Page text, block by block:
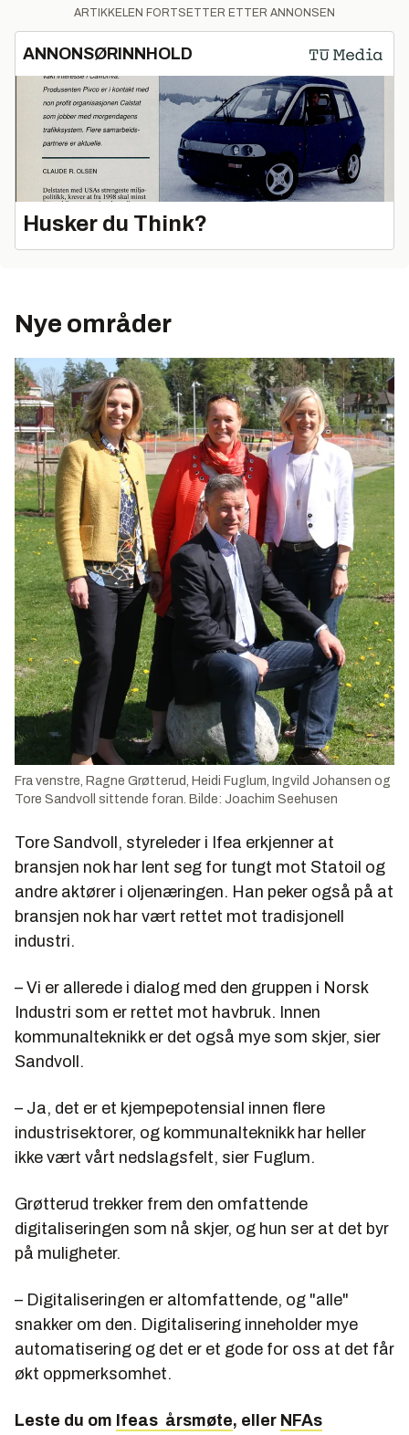
ARTIKKELEN FORTSETTER ETTER ANNONSEN
ANNONSØRINNHOLD
Husker du Think?
Nye områder
Fra venstre, Ragne Grøtterud, Heidi Fuglum, Ingvild Johansen og
Tore Sandvoll sittende foran. Bilde: Joachim Seehusen
Tore Sandvoll, styreleder i Ifea erkjenner at
bransjen nok har lent seg for tungt mot Statoil og
andre aktører i oljenæringen. Han peker også på at
bransjen nok har vært rettet mot tradisjonell
industri.
– Vi er allerede i dialog med den gruppen i Norsk
Industri som er rettet mot havbruk. Innen
kommunalteknikk er det også mye som skjer, sier
Sandvoll.
– Ja, det er et kjempepotensial innen flere
industrisektorer, og kommunalteknikk har heller
ikke vært vårt nedslagsfelt, sier Fuglum.
Grøtterud trekker frem den omfattende
digitaliseringen som nå skjer, og hun ser at det byr
på muligheter.
– Digitaliseringen er altomfattende, og "alle"
snakker om den. Digitalisering inneholder mye
automatisering og det er et gode for oss at det får
økt oppmerksomhet.
Leste du om Ifeas årsmøte, eller NFAs